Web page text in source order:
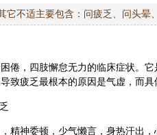
它不适主要包含：问疲乏、问头晕
倦，四肢懈怠无力的临床症状。
致疲乏最根本的原因是气虚，而具
精神委顿，少气懒言，身热汗出